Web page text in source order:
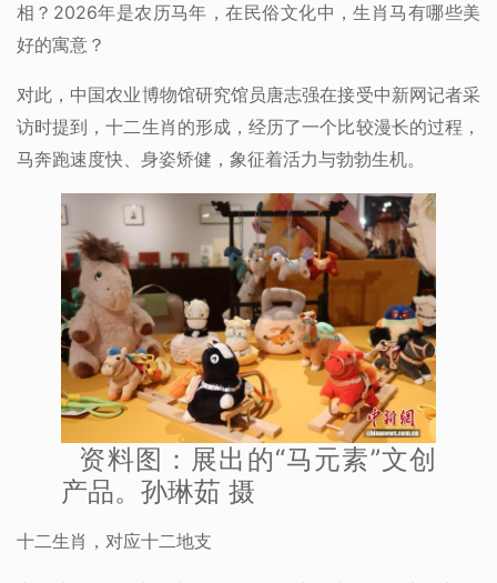
相？2026年是农历马年，在民俗文化中，生肖马有哪些美
好的寓意？
对此，中国农业博物馆研究馆员唐志强在接受中新网记者采
访时提到，十二生肖的形成，经历了一个比较漫长的过程，
马奔跑速度快、身姿矫健，象征着活力与勃勃生机。
资料图：展出的“马元素”文创
产品。孙琳茹 摄
十二生肖，对应十二地支